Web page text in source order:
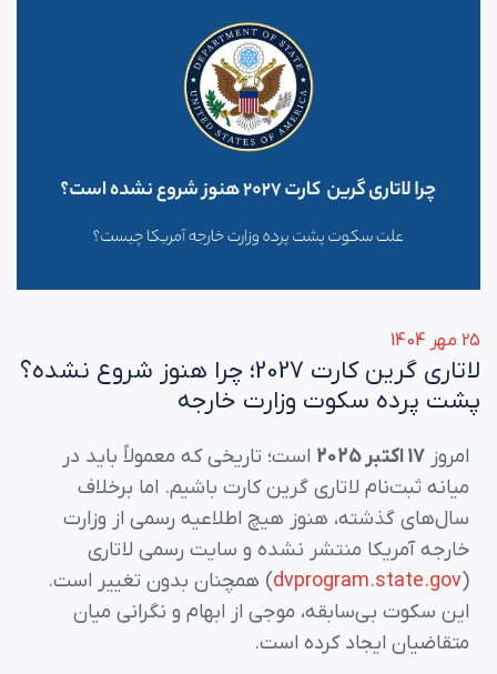
25 مهر 1404
لاتاری گرین کارت 2027؛ چرا هنوز شروع نشده؟
پشت پرده سکوت وزارت خارجه
امروز 17 اکتبر 2025
است؛ تاریخی که معمولاً باید در
میانه ثبت‌نام لاتاری گرین کارت باشیم. اما برخلاف
سال‌های گذشته، هنوز هیچ اطلاعیه رسمی از وزارت
خارجه آمریکا منتشر نشده و سایت رسمی لاتاری
(
dvprogram.state.gov) همچنان بدون تغییر است.
این سکوت بی‌سابقه، موجی از ابهام و نگرانی میان
متقاضیان ایجاد کرده است.